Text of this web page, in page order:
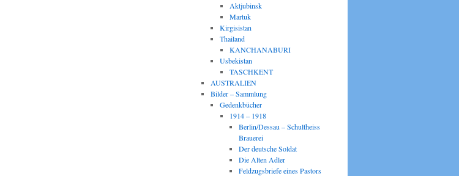
Aktjubinsk
Martuk
Kirgisistan
Thailand
KANCHANABURI
Usbekistan
TASCHKENT
AUSTRALIEN
Bilder – Sammlung
Gedenkbücher
1914 – 1918
Berlin/Dessau – Schultheiss
Brauerei
Der deutsche Soldat
Die Alten Adler
Feldzugsbriefe eines Pastors